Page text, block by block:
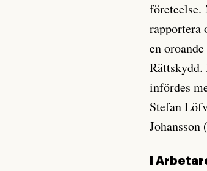
företeelse.
rapportera
en
Rättskydd.
infördes
Stefan
Johansson
I